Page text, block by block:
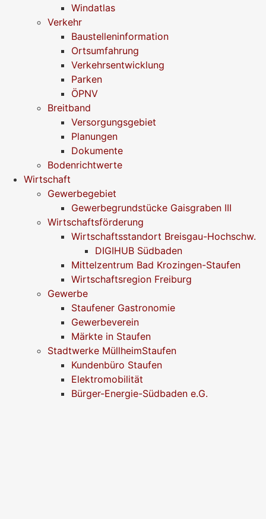
Windatlas
Verkehr
Baustelleninformation
Ortsumfahrung
Verkehrsentwicklung
Parken
ÖPNV
Breitband
Versorgungsgebiet
Planungen
Dokumente
Bodenrichtwerte
Wirtschaft
Gewerbegebiet
Gewerbegrundstücke Gaisgraben III
Wirtschaftsförderung
Wirtschaftsstandort Breisgau-Hochschw.
DIGIHUB Südbaden
Mittelzentrum Bad Krozingen-Staufen
Wirtschaftsregion Freiburg
Gewerbe
Staufener Gastronomie
Gewerbeverein
Märkte in Staufen
Stadtwerke MüllheimStaufen
Kundenbüro Staufen
Elektromobilität
Bürger-Energie-Südbaden e.G.